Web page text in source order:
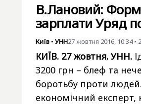
В.Лановий:
зарплати Уряд
Київ • УНН27 жовтня 2016, 10:34•
КИЇВ. 27 жовтня. УНН.
3200 грн – блеф та
боротьбу проти
економічний